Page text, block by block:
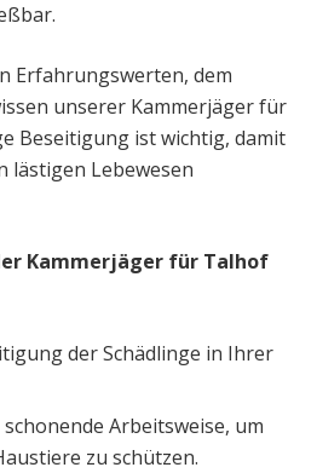
Erfahrungswerten, dem
unserer Kammerjäger für
Beseitigung ist wichtig, damit
lästigen Lebewesen
Kammerjäger für Talhof
der Schädlinge in Ihrer
Arbeitsweise, um
zu schützen.